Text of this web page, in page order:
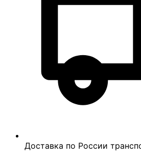
Доставка по России